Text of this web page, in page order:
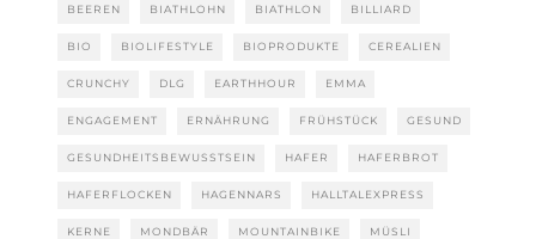
BEEREN BIATHLOHN BIATHLON BILLIARD
BIO BIOLIFESTYLE BIOPRODUKTE CEREALIEN
CRUNCHY DLG EARTHHOUR EMMA
ENGAGEMENT ERNÄHRUNG FRÜHSTÜCK GESUND
GESUNDHEITSBEWUSSTSEIN HAFER HAFERBROT
HAFERFLOCKEN HAGENNARS HALLTALEXPRESS
KERNE MONDBÄR MOUNTAINBIKE MÜSLI